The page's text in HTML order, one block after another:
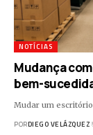
NOTÍCIAS
Mudança
bem-
Mudar um
PORDIEGO VELÁZQUEZ